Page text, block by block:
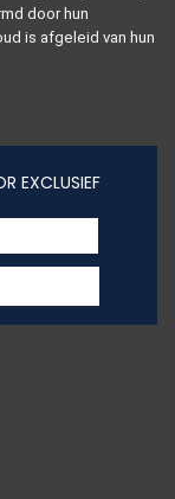
door hun
is afgeleid van hun
EXCLUSIEF